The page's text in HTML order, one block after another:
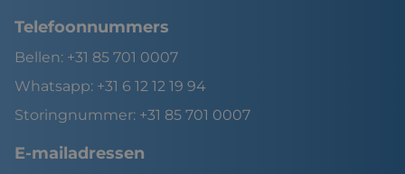
Telefoonnummers
Bellen: +31 85 701 0007
Whatsapp: +31 6 12 12 19 94
Storingnummer: +31 85 701 0007
E-mailadressen